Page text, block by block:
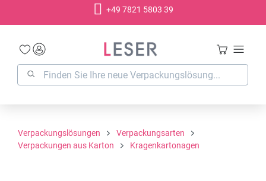
+49 7821 5803 39
Verpackungslösungen
Verpackungsarten
Verpackungen aus Karton
Kragenkartonagen